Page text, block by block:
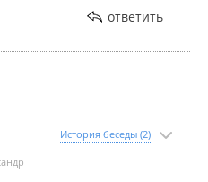
поняли, что это было?
осадок, зачем нужно
Зачем обманывать
как есть. Что эта
не в деньгах, а в
верить
что в чеке не попросила
После такого
имени Елена, в
ответить
История беседы (2)